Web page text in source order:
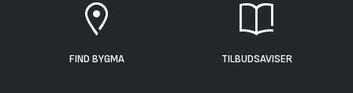
FIND BYGMA TILBUDSAVISER